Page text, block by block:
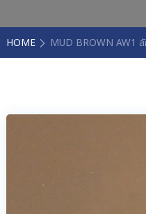
HOME MUD BROWN AW1